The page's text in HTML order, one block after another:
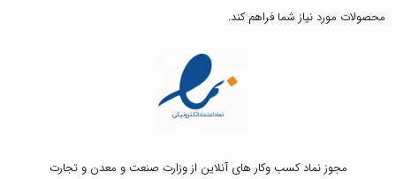
محصولات مورد نیاز شما فراهم کند.
مجوز نماد کسب وکار های آنلاین از وزارت صنعت و معدن و تجارت